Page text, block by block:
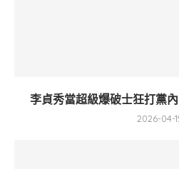
李貞秀當超級爆破士狂打黨
2026-04-